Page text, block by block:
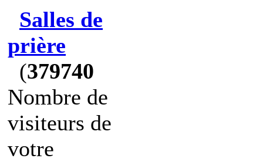
Salles de
prière
(379740
Nombre de
visiteurs de
votre